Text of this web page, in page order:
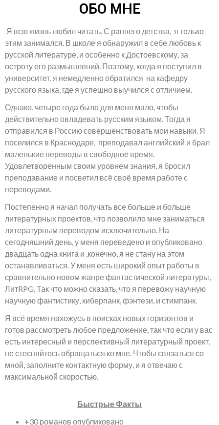
ОБО МНЕ
Я всю жизнь любил читать. С раннего детства, я только
этим занимался. В школе я обнаружил в себе любовь к
русской литературе, и особенно к Достоевскому, за
остроту его размышлений. Поэтому, когда я поступил в
университет, я немедленно обратился на кафедру
русского языка, где я успешно выучился с отличием.
Однако, четыре года было для меня мало, чтобы
действительно овладевать русским языком. Тогда я
отправился в Россию совершенствовать мои навыки. Я
поселился в Краснодаре, преподавал английский и брал
маленькие переводы в свободное время.
Удовлетворенным своим уровнем знания, я бросил
преподавание и посветил всё своё время работе с
переводами.
Постепенно я начал получать все больше и больше
литературных проектов, что позволило мне заниматься
литературным переводом исключительно. На
сегодняшний день, у меня переведено и опубликовано
двадцать одна книга и ,конечно, я не стану на этом
останавливаться. У меня есть широкий опыт работы в
сравнительно новом жанре фантастической литературы,
ЛитRPG. Так что можно сказать, что я перевожу научную
научную фантистику, киберпанк, фэнтези, и стимпанк.
Я всё время нахожусь в поисках новых горизонтов и
готов рассмотреть любое предложение, так что если у вас
есть интересный и перспективный литературный проект,
не стесняйтесь обращаться ко мне. Чтобы связаться со
мной, заполните контактную форму, и я отвечаю с
максимальной скоростью.
Быстрые Факты
+30 романов опубликовано